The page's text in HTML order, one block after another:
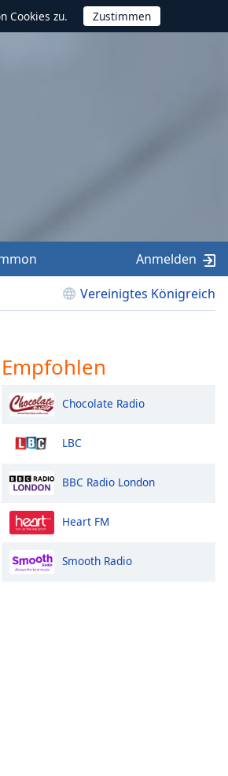
Cookies zu.
Vereinigtes Königreich
Anmelden
Empfohlen
Chocolate Radio
LBC
BBC Radio London
Heart FM
Smooth Radio